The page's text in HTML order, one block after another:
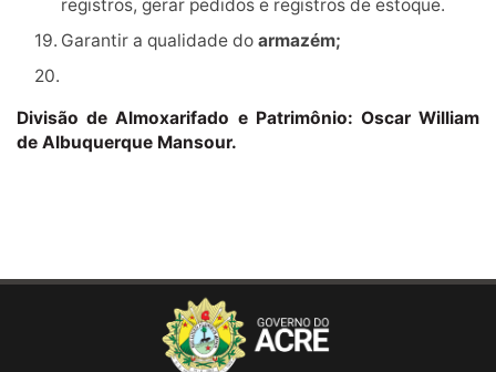
registros, gerar pedidos e registros de estoque.
Garantir a qualidade do armazém;
Divisão de Almoxarifado e Patrimônio: Oscar William
de Albuquerque Mansour.